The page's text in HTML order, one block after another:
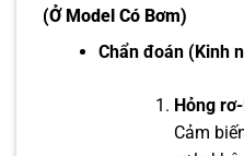
(Ở Model Có Bơm)
Chẩn đoán (Kinh
Hỏng
Cảm